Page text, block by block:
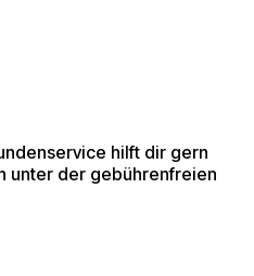
hilft dir gern
unter der gebührenfreien